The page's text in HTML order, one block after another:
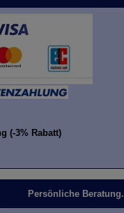
(-3% Rabatt)
Persönliche Beratung.